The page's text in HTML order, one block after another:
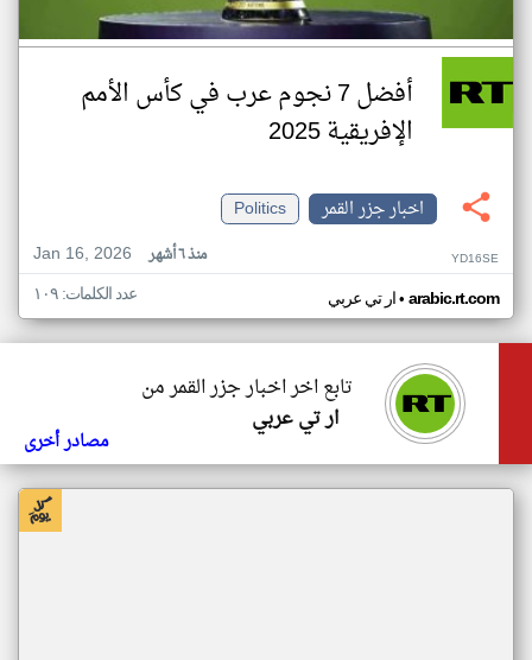
أفضل 7 نجوم عرب في كأس الأمم
الإفريقية 2025
اخبار جزر القمر
Politics
Jan 16, 2026
منذ ٦ أشهر YD16SE
ار تي عربي• arabic.rt.com عدد الكلمات: ١٠٩
تابع اخر اخبار جزر القمر من
ار تي عربي
مصادر أخرى